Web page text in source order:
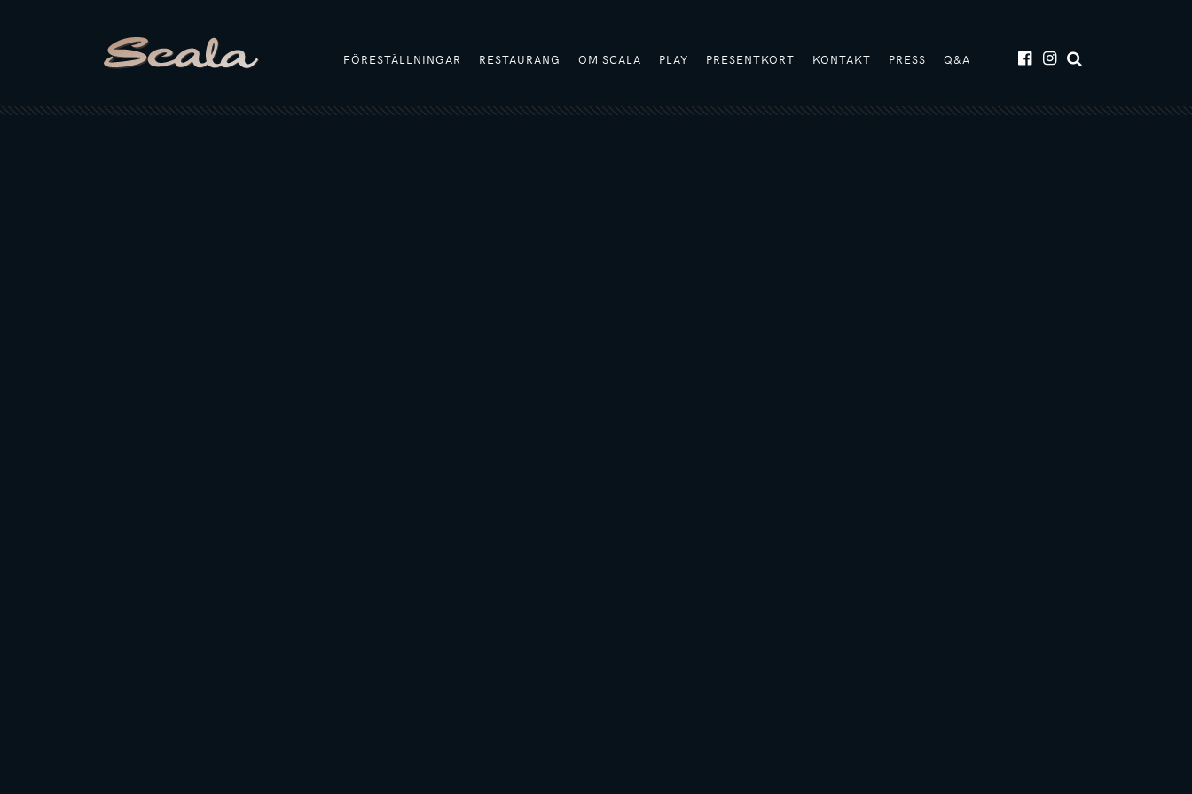
FÖRESTÄLLNINGAR RESTAURANG OM SCALA PLAY PRESENTKORT KONTAKT PRESS Q&A